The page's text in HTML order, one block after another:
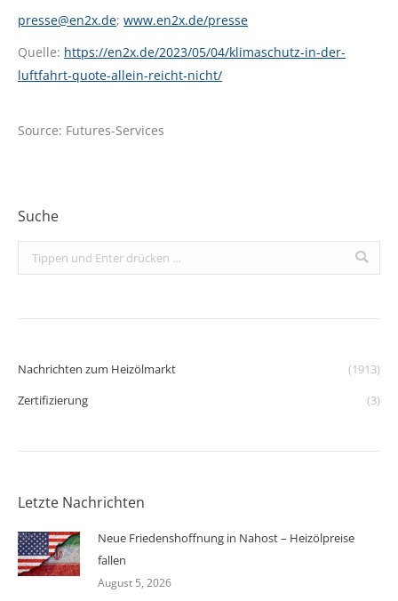
presse@en2x.de; www.en2x.de/presse
Quelle: https://en2x.de/2023/05/04/klimaschutz-in-der-
luftfahrt-quote-allein-reicht-nicht/
Source: Futures-Services
Suche
Search:
Nachrichten zum Heizölmarkt
(1913)
Zertifizierung
(3)
Letzte Nachrichten
Neue Friedenshoffnung in Nahost – Heizölpreise
fallen
August 5, 2026